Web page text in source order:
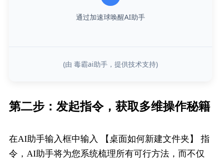
通过加速球唤醒AI助手
(由 毒霸ai助手，提供技术支持)
第二步：发起指令，​获取多维操作秘籍
在AI助手输入框中输入 【桌面如何新建文件夹】 指
令，AI助手将为您系统梳理所有可行方法，而不仅